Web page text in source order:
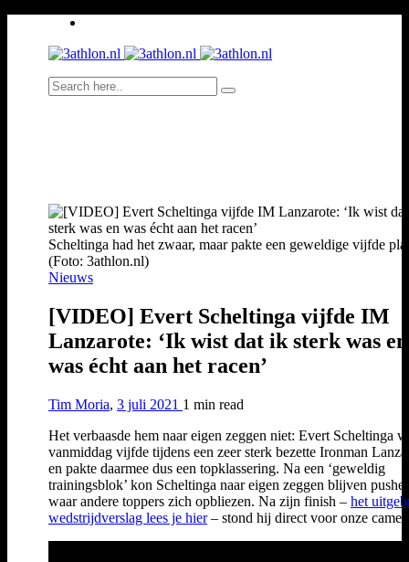
Scheltinga had het zwaar, maar pakte een geweldige vijfde
(Foto: 3athlon.nl)
Nieuws
[VIDEO] Evert Scheltinga vijfde IM
Lanzarote: ‘Ik wist dat ik sterk was en
was écht aan het racen’
Tim Moria, 3 juli 2021 1 min read
Het verbaasde hem naar eigen zeggen niet: Evert Scheltinga
vanmiddag vijfde tijdens een zeer sterk bezette Ironman
en pakte daarmee dus een topklassering. Na een ‘geweldig
trainingsblok’ kon Scheltinga naar eigen zeggen blijven
waar andere toppers zich opbliezen. Na zijn finish – het
wedstrijdverslag lees je hier– stond hij direct voor onze